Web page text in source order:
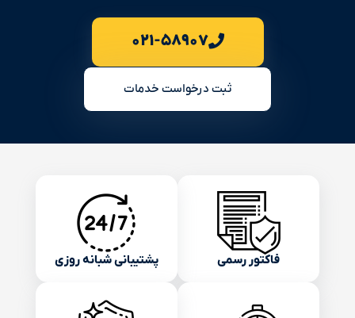
۰۲۱-۵۸۹۰۷
ثبت درخواست خدمات
فاکتور رسمی پشتیبانی شبانه روزی